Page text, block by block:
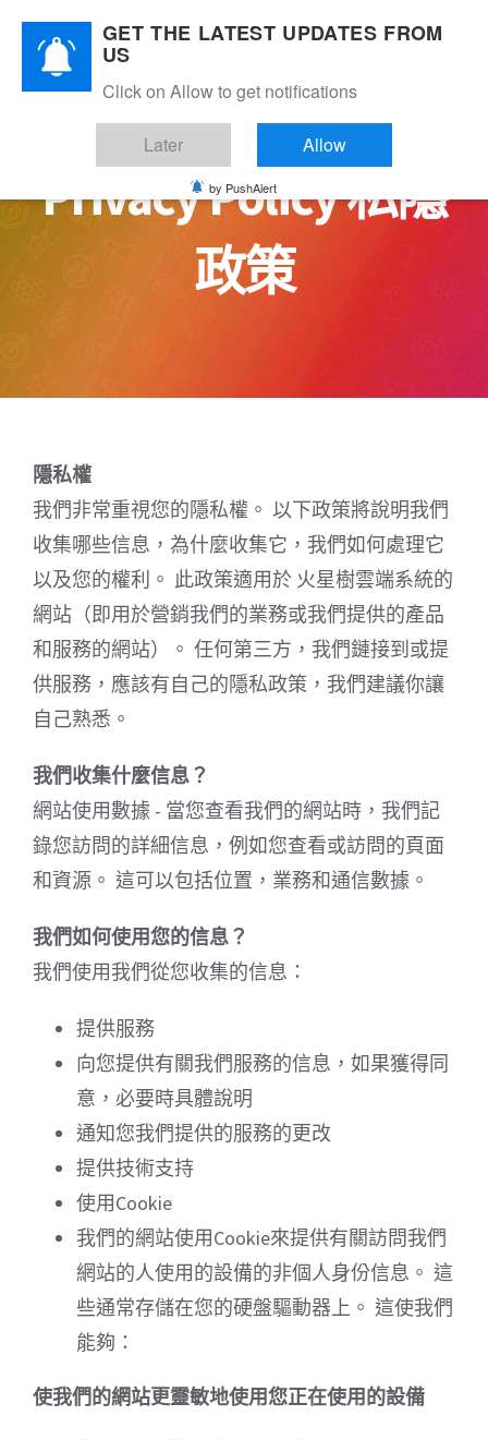
Skip
content
Privacy Policy 私隱
政策
隱私權
我們非常重視您的隱私權。 以下政策將說明我們
收集哪些信息，為什麼收集它，我們如何處理它
以及您的權利。 此政策適用於 火星樹雲端系統的
網站（即用於營銷我們的業務或我們提供的產品
和服務的網站）。 任何第三方，我們鏈接到或提
供服務，應該有自己的隱私政策，我們建議你讓
自己熟悉。
我們收集什麼信息？
網站使用數據 - 當您查看我們的網站時，我們記
錄您訪問的詳細信息，例如您查看或訪問的頁面
和資源。 這可以包括位置，業務和通信數據。
我們如何使用您的信息？
我們使用我們從您收集的信息：
提供服務
向您提供有關我們服務的信息，如果獲得同
意，必要時具體說明
通知您我們提供的服務的更改
提供技術支持
使用Cookie
我們的網站使用Cookie來提供有關訪問我們
網站的人使用的設備的非個人身份信息。 這
些通常存儲在您的硬盤驅動器上。 這使我們
能夠：
使我們的網站更靈敏地使用您正在使用的設備
GET THE LATEST UPDATES FROM
US
Click on Allow to get notifications
Later Allow
by PushAlert